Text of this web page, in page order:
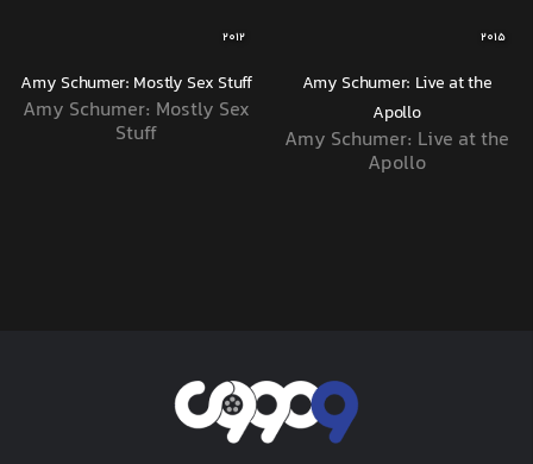
2015
Amy Schumer: Live at the
Apollo
Amy Schumer: Live at the
Apollo
2012
Amy Schumer: Mostly Sex Stuff
Amy Schumer: Mostly Sex
Stuff